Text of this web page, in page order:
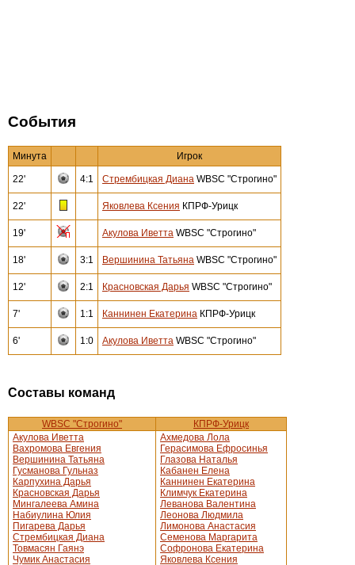
События
Минута Игрок
22' 4:1 Стрембицкая Диана WBSC "Строгино"
22' Яковлева Ксения КПРФ-Урицк
19' Акулова Иветта WBSC "Строгино"
18' 3:1 Вершинина Татьяна WBSC "Строгино"
12' 2:1 Красновская Дарья WBSC "Строгино"
7' 1:1 Каннинен Екатерина КПРФ-Урицк
6' 1:0 Акулова Иветта WBSC "Строгино"
Составы команд
WBSC "Строгино"
КПРФ-Урицк
Акулова Иветта
Вахромова Евгения
Вершинина Татьяна
Гусманова Гульназ
Карпухина Дарья
Красновская Дарья
Мингалеева Амина
Набиулина Юлия
Пигарева Дарья
Стрембицкая Диана
Товмасян Гаянэ
Чумик Анастасия
Ахмедова Лола
Герасимова Ефросинья
Глазова Наталья
Кабанен Елена
Каннинен Екатерина
Климчук Екатерина
Леванова Валентина
Леонова Людмила
Лимонова Анастасия
Семенова Маргарита
Софронова Екатерина
Яковлева Ксения